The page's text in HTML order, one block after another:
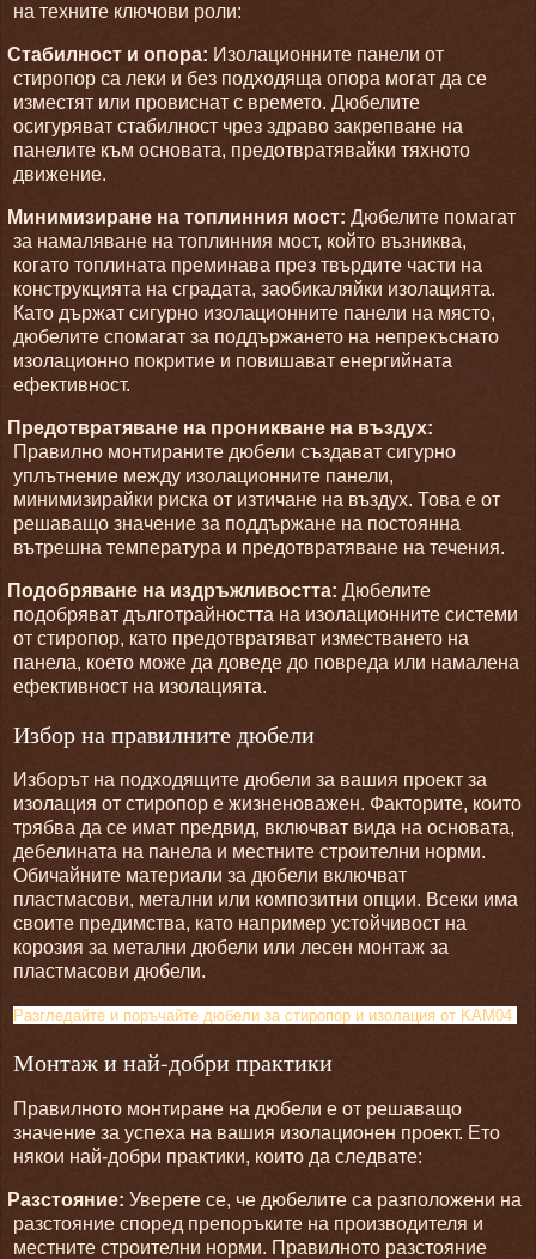
на техните ключови роли:
Стабилност и опора: Изолационните панели от
стиропор са леки и без подходяща опора могат да се
изместят или провиснат с времето. Дюбелите
осигуряват стабилност чрез здраво закрепване на
панелите към основата, предотвратявайки тяхното
движение.
Минимизиране на топлинния мост: Дюбелите помагат
за намаляване на топлинния мост, който възниква,
когато топлината преминава през твърдите части на
конструкцията на сградата, заобикаляйки изолацията.
Като държат сигурно изолационните панели на място,
дюбелите спомагат за поддържането на непрекъснато
изолационно покритие и повишават енергийната
ефективност.
Предотвратяване на проникване на въздух:
Правилно монтираните дюбели създават сигурно
уплътнение между изолационните панели,
минимизирайки риска от изтичане на въздух. Това е от
решаващо значение за поддържане на постоянна
вътрешна температура и предотвратяване на течения.
Подобряване на издръжливостта: Дюбелите
подобряват дълготрайността на изолационните системи
от стиропор, като предотвратяват изместването на
панела, което може да доведе до повреда или намалена
ефективност на изолацията.
Избор на правилните дюбели
Изборът на подходящите дюбели за вашия проект за
изолация от стиропор е жизненоважен. Факторите, които
трябва да се имат предвид, включват вида на основата,
дебелината на панела и местните строителни норми.
Обичайните материали за дюбели включват
пластмасови, метални или композитни опции. Всеки има
своите предимства, като например устойчивост на
корозия за метални дюбели или лесен монтаж за
пластмасови дюбели.
Разгледайте и поръчайте дюбели за стиропор и изолация от KAM04.
Монтаж и най-добри практики
Правилното монтиране на дюбели е от решаващо
значение за успеха на вашия изолационен проект. Ето
някои най-добри практики, които да следвате:
Разстояние: Уверете се, че дюбелите са разположени на
разстояние според препоръките на производителя и
местните строителни норми. Правилното разстояние